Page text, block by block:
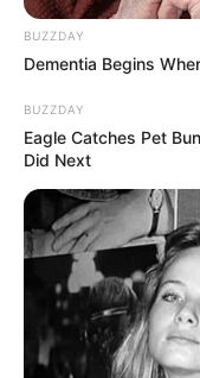
BUZZDAY
Dementia Begins
BUZZDAY
Eagle Catches Pet
Did Next